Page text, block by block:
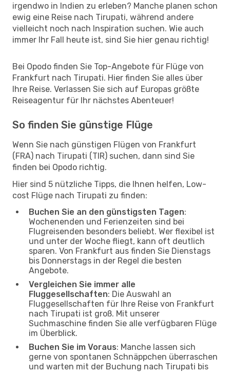
irgendwo in Indien zu erleben? Manche planen schon
ewig eine Reise nach Tirupati, während andere
vielleicht noch nach Inspiration suchen. Wie auch
immer Ihr Fall heute ist, sind Sie hier genau richtig!
Bei Opodo finden Sie Top-Angebote für Flüge von
Frankfurt nach Tirupati. Hier finden Sie alles über
Ihre Reise. Verlassen Sie sich auf Europas größte
Reiseagentur für Ihr nächstes Abenteuer!
So finden Sie günstige Flüge
Wenn Sie nach günstigen Flügen von Frankfurt
(FRA) nach Tirupati (TIR) suchen, dann sind Sie
finden bei Opodo richtig.
Hier sind 5 nützliche Tipps, die Ihnen helfen, Low-
cost Flüge nach Tirupati zu finden:
Buchen Sie an den günstigsten Tagen:
Wochenenden und Ferienzeiten sind bei
Flugreisenden besonders beliebt. Wer flexibel ist
und unter der Woche fliegt, kann oft deutlich
sparen. Von Frankfurt aus finden Sie Dienstags
bis Donnerstags in der Regel die besten
Angebote.
Vergleichen Sie immer alle
Fluggesellschaften: Die Auswahl an
Fluggesellschaften für Ihre Reise von Frankfurt
nach Tirupati ist groß. Mit unserer
Suchmaschine finden Sie alle verfügbaren Flüge
im Überblick.
Buchen Sie im Voraus: Manche lassen sich
gerne von spontanen Schnäppchen überraschen
und warten mit der Buchung nach Tirupati bis